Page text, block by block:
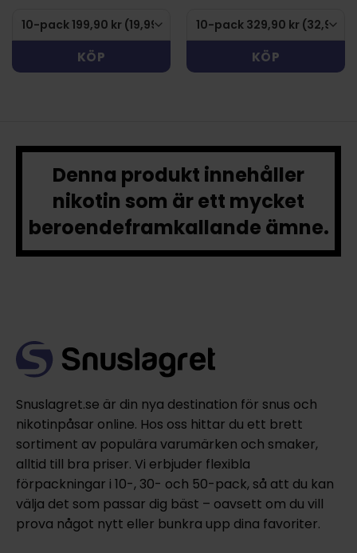
KÖP KÖP
Denna produkt innehåller
nikotin som är ett mycket
beroendeframkallande ämne.
Snuslagret.se är din nya destination för snus och
nikotinpåsar online. Hos oss hittar du ett brett
sortiment av populära varumärken och smaker,
alltid till bra priser. Vi erbjuder flexibla
förpackningar i 10-, 30- och 50-pack, så att du kan
välja det som passar dig bäst – oavsett om du vill
prova något nytt eller bunkra upp dina favoriter.